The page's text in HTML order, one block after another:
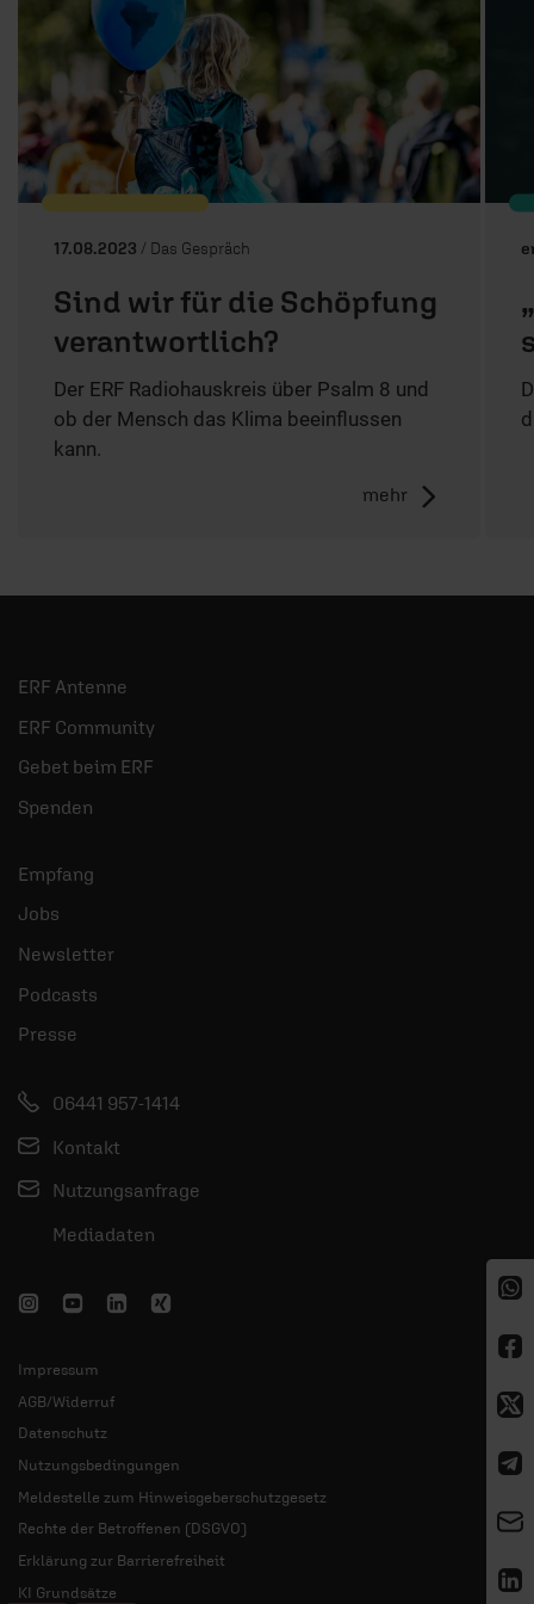
17.08.2023 / Das Gespräch
Sind wir für die Schöpfung
verantwortlich?
Der ERF Radiohauskreis über Psalm 8 und
ob der Mensch das Klima beeinflussen
kann.
mehr
ERF Antenne
ERF Community
Gebet beim ERF
Spenden
Empfang
Jobs
Newsletter
Podcasts
Presse
06441 957-1414
Kontakt
Nutzungsanfrage
Mediadaten
Impressum
AGB/Widerruf
Datenschutz
Nutzungsbedingungen
Meldestelle zum Hinweisgeberschutzgesetz
Rechte der Betroffenen (DSGVO)
Erklärung zur Barrierefreiheit
KI Grundsätze